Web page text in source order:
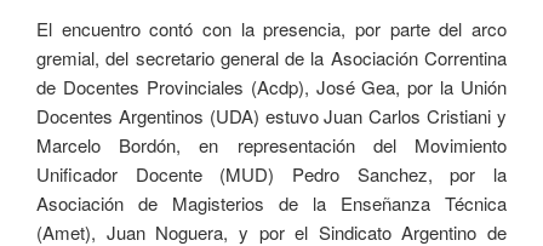
El encuentro contó con la presencia, por parte del arco
gremial, del secretario general de la Asociación Correntina
de Docentes Provinciales (Acdp), José Gea, por la Unión
Docentes Argentinos (UDA) estuvo Juan Carlos Cristiani y
Marcelo Bordón, en representación del Movimiento
Unificador Docente (MUD) Pedro Sanchez, por la
Asociación de Magisterios de la Enseñanza Técnica
(Amet), Juan Noguera, y por el Sindicato Argentino de